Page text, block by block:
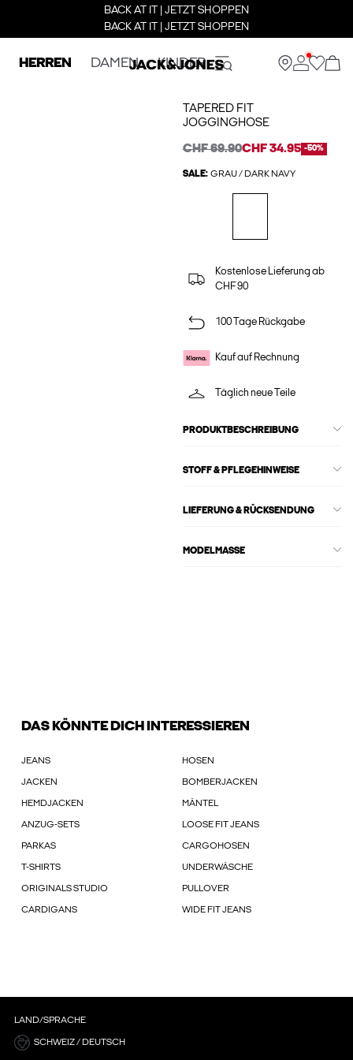
BACK AT IT | JETZT SHOPPEN
BACK AT IT | JETZT SHOPPEN
HERREN DAMEN KINDER
TAPERED FIT
JOGGINGHOSE
CHF 69.90CHF 34.95 -50%
SALE: GRAU / DARK NAVY
Kostenlose Lieferung ab
CHF 90
100 Tage Rückgabe
Kauf auf Rechnung
Täglich neue Teile
PRODUKTBESCHREIBUNG
STOFF & PFLEGEHINWEISE
LIEFERUNG & RÜCKSENDUNG
MODELMASSE
DAS KÖNNTE DICH INTERESSIEREN
JEANS HOSEN
JACKEN BOMBERJACKEN
HEMDJACKEN MÄNTEL
ANZUG-SETS LOOSE FIT JEANS
PARKAS CARGOHOSEN
T-SHIRTS UNDERWÄSCHE
ORIGINALS STUDIO PULLOVER
CARDIGANS WIDE FIT JEANS
LAND/SPRACHE
SCHWEIZ / DEUTSCH